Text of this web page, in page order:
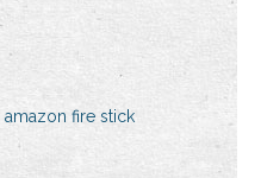
fire stick